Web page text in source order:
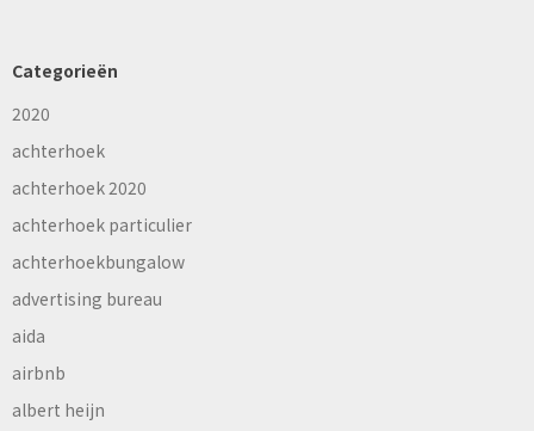
Categorieën
2020
achterhoek
achterhoek 2020
achterhoek particulier
achterhoekbungalow
advertising bureau
aida
airbnb
albert heijn